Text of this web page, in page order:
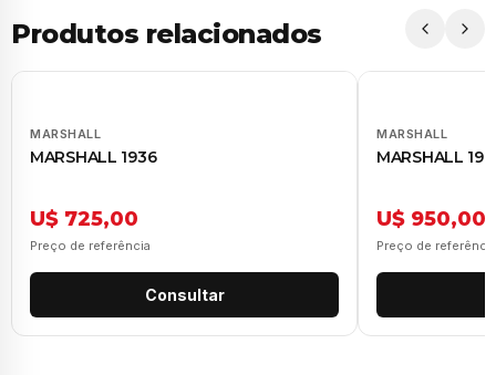
Produtos relacionados
MARSHALL
MARSHALL 1936
U$ 725,00
Preço de referência
Consultar
MARSHALL
MARSHALL
U$ 950,00
Preço de referência